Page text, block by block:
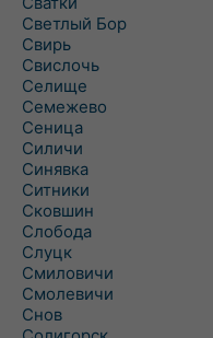
Светлый Бор
Свирь
Свислочь
Селище
Семежево
Сеница
Силичи
Синявка
Ситники
Сковшин
Слобода
Слуцк
Смиловичи
Смолевичи
Снов